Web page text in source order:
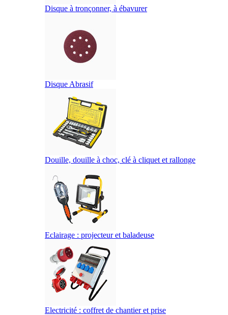
Disque à tronçonner, à ébavurer
Disque Abrasif
Douille, douille à choc, clé à cliquet et rallonge
Eclairage : projecteur et baladeuse
Electricité : coffret de chantier et prise